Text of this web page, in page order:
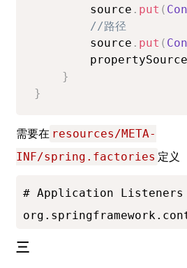
        source
. put (
//路径
        source
. put (
}
}
需要在 resources/META-
INF/spring.factories 定义
# Application Listeners
三